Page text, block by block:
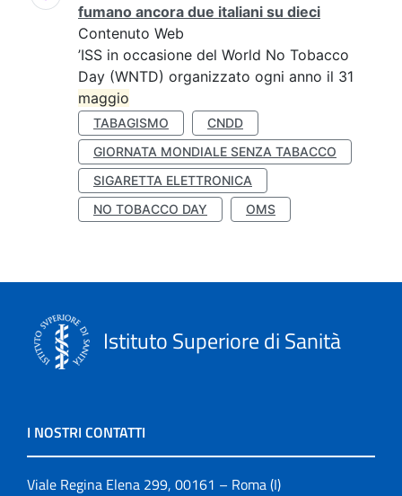
fumano ancora due italiani su dieci
Contenuto Web
’ISS in occasione del World No Tobacco
Day (WNTD) organizzato ogni anno il 31
maggio
TABAGISMO
CNDD
GIORNATA MONDIALE SENZA TABACCO
SIGARETTA ELETTRONICA
NO TOBACCO DAY
OMS
Istituto Superiore di Sanità
I NOSTRI CONTATTI
Viale Regina Elena 299, 00161 – Roma (I)